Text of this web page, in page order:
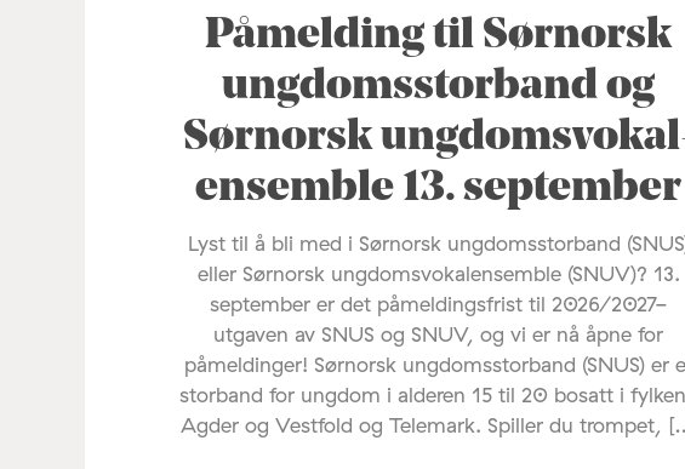
Påmelding til Sørnorsk
ungdomsstorband og
Sørnorsk
ensemble 13. september
Lyst til å bli med i Sørnorsk ungdomsstorband
eller Sørnorsk ungdomsvokalensemble (SNUV)? 13.
september er det påmeldingsfrist til 2026/2027-
utgaven av SNUS og SNUV, og vi er nå åpne for
påmeldinger! Sørnorsk ungdomsstorband (SNUS) er
storband for ungdom i alderen 15 til 20 bosatt i
Agder og Vestfold og Telemark. Spiller du trompet,